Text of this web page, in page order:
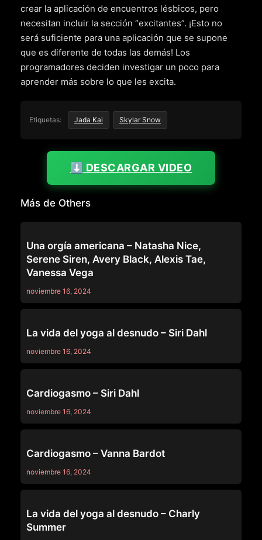
crear la aplicación de encuentros lésbicos, pero
necesitan incluir la sección “excitantes”. ¡Esto no
será suficiente para una aplicación que se supone
que es diferente de todas las demás! Los
programadores deciden investigar un poco para
aprender más sobre lo que les excita.
Etiquetas: Jada Kai Skylar Snow
⬇️ DESCARGAR VIDEO
Más de Others
Una orgía americana – Natasha Nice,
Serene Siren, Avery Black, Alexis Tae,
Vanessa Vega
noviembre 16, 2024
La vida del yoga al desnudo – Siri Dahl
noviembre 16, 2024
Cardiogasmo – Siri Dahl
noviembre 16, 2024
Cardiogasmo – Vanna Bardot
noviembre 16, 2024
La vida del yoga al desnudo – Charly
Summer